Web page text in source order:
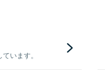
います。